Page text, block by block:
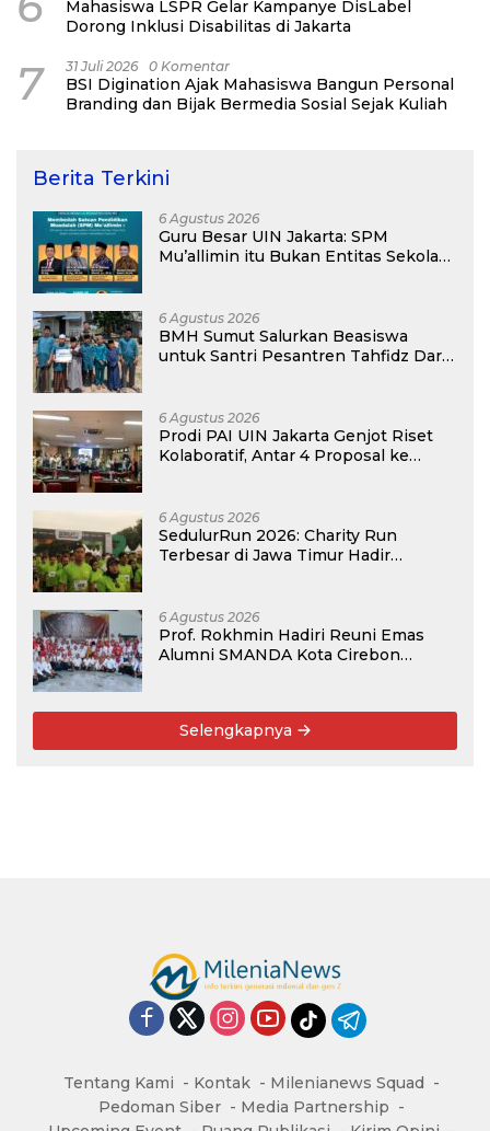
Mahasiswa LSPR Gelar Kampanye DisLabel
Dorong Inklusi Disabilitas di Jakarta
7 31 Juli 2026 0 Komentar
BSI Digination Ajak Mahasiswa Bangun Personal
Branding dan Bijak Bermedia Sosial Sejak Kuliah
Berita Terkini
6 Agustus 2026
Guru Besar UIN Jakarta: SPM
Mu’allimin itu Bukan Entitas Sekolah
6 Agustus 2026
BMH Sumut Salurkan Beasiswa
untuk Santri Pesantren Tahfidz Darul
6 Agustus 2026
Prodi PAI UIN Jakarta Genjot Riset
Kolaboratif, Antar 4 Proposal ke
6 Agustus 2026
SedulurRun 2026: Charity Run
Terbesar di Jawa Timur Hadir
Guru Honorer
6 Agustus 2026
Prof. Rokhmin Hadiri Reuni Emas
Alumni SMANDA Kota Cirebon
Selengkapnya
Tentang Kami Kontak
Milenianews Squad
Pedoman Siber
Media Partnership